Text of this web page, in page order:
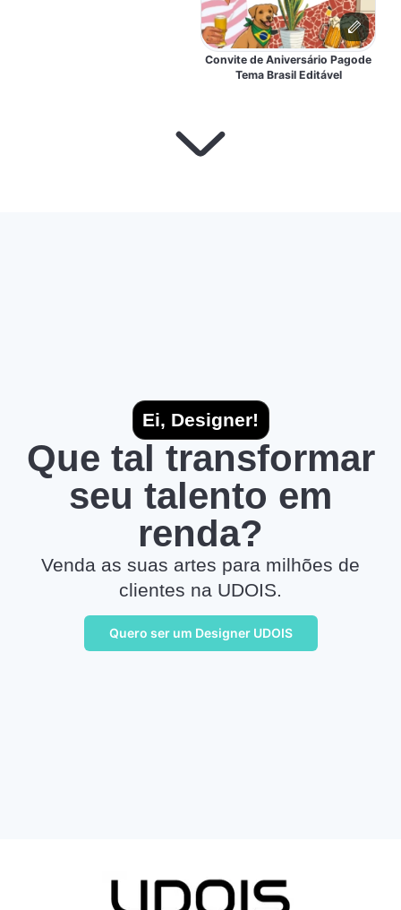
Convite de Aniversário Pagode
Tema Brasil Editável
Ei, Designer!
Que tal transformar
seu talento em
renda?
Venda as suas artes para milhões de
clientes na UDOIS.
Quero ser um Designer UDOIS